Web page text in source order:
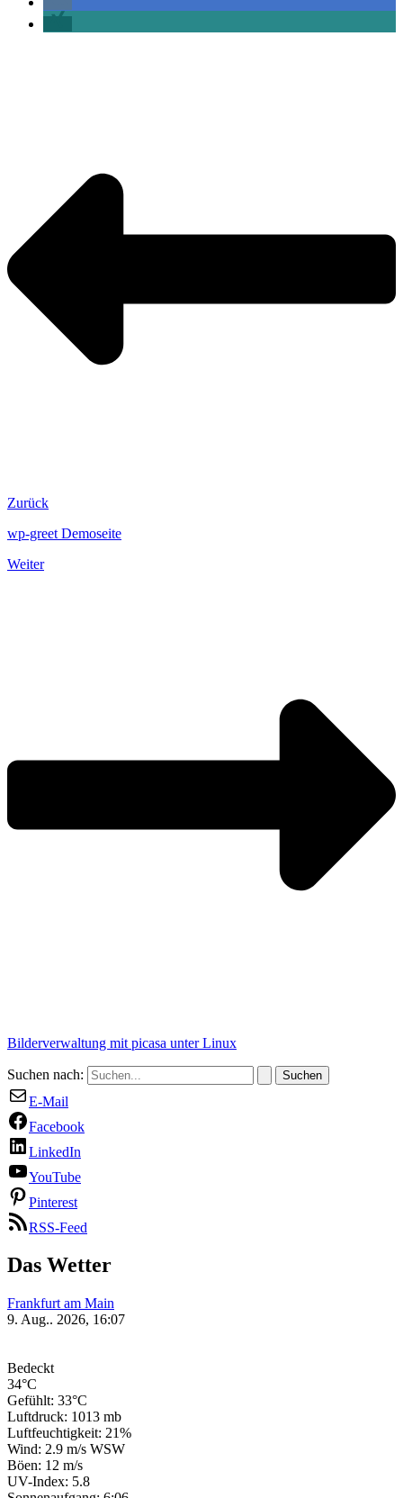
Zurück
wp-greet Demoseite
Weiter
Bilderverwaltung mit picasa unter Linux
Suchen nach:
E-Mail
Facebook
LinkedIn
YouTube
Pinterest
RSS-Feed
Das Wetter
Frankfurt am Main
9. Aug.. 2026, 16:07
Bedeckt
34°C
Gefühlt: 33°C
Luftdruck: 1013 mb
Luftfeuchtigkeit: 21%
Wind: 2.9 m/s WSW
Böen: 12 m/s
UV-Index: 5.8